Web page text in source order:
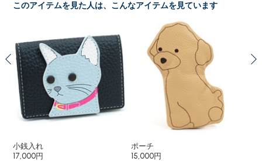
このアイテムを見た人は、こんなアイテムを見ています
小銭入れ
17,000円
ポーチ
15,000円